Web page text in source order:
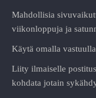
Mahdollisia
viikonloppuja ja
Käytä omalla
Liity ilmaiselle
kohdata jotain